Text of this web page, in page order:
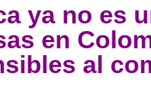
ya no es
en
al